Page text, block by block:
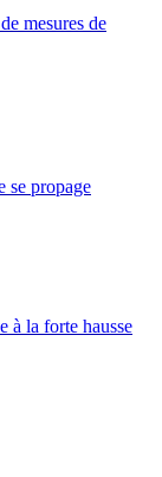
mesures de
se propage
à la forte hausse